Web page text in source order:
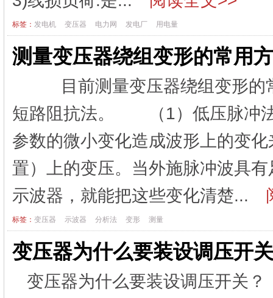
标签： 发电机 变压器 电力网 发电厂 用电量
测量变压器绕组变形的常用
目前测量变压器绕组变形的
短路阻抗法。 （1）低压脉冲法
参数的微小变化造成波形上的变
置）上的变压。当外施脉冲波具
示波器，就能把这些变化清楚...
标签： 变压器 示波器 分析法 变形 测量
变压器为什么要装设调压开
变压器为什么要装设调压开关